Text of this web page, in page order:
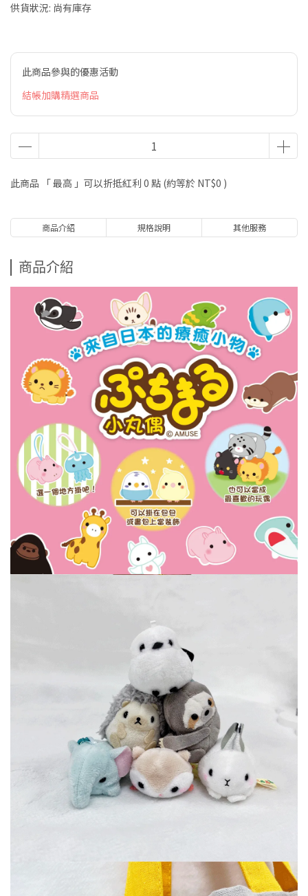
供貨狀況: 尚有庫存
此商品參與的優惠活動
結帳加購精選商品
此商品 「 最高 」可以折抵紅利 0 點 (約等於 NT$0 )
商品介紹 規格說明 其他服務
商品介紹